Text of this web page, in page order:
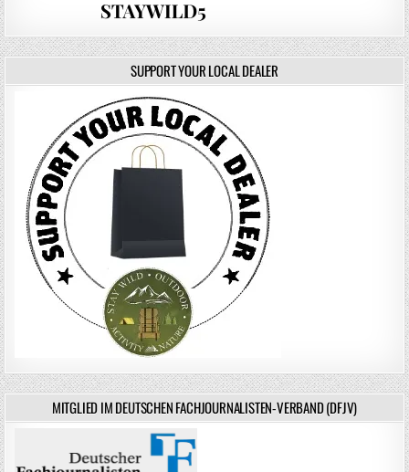
SUPPORT YOUR LOCAL DEALER
MITGLIED IM DEUTSCHEN FACHJOURNALISTEN-VERBAND (DFJV)